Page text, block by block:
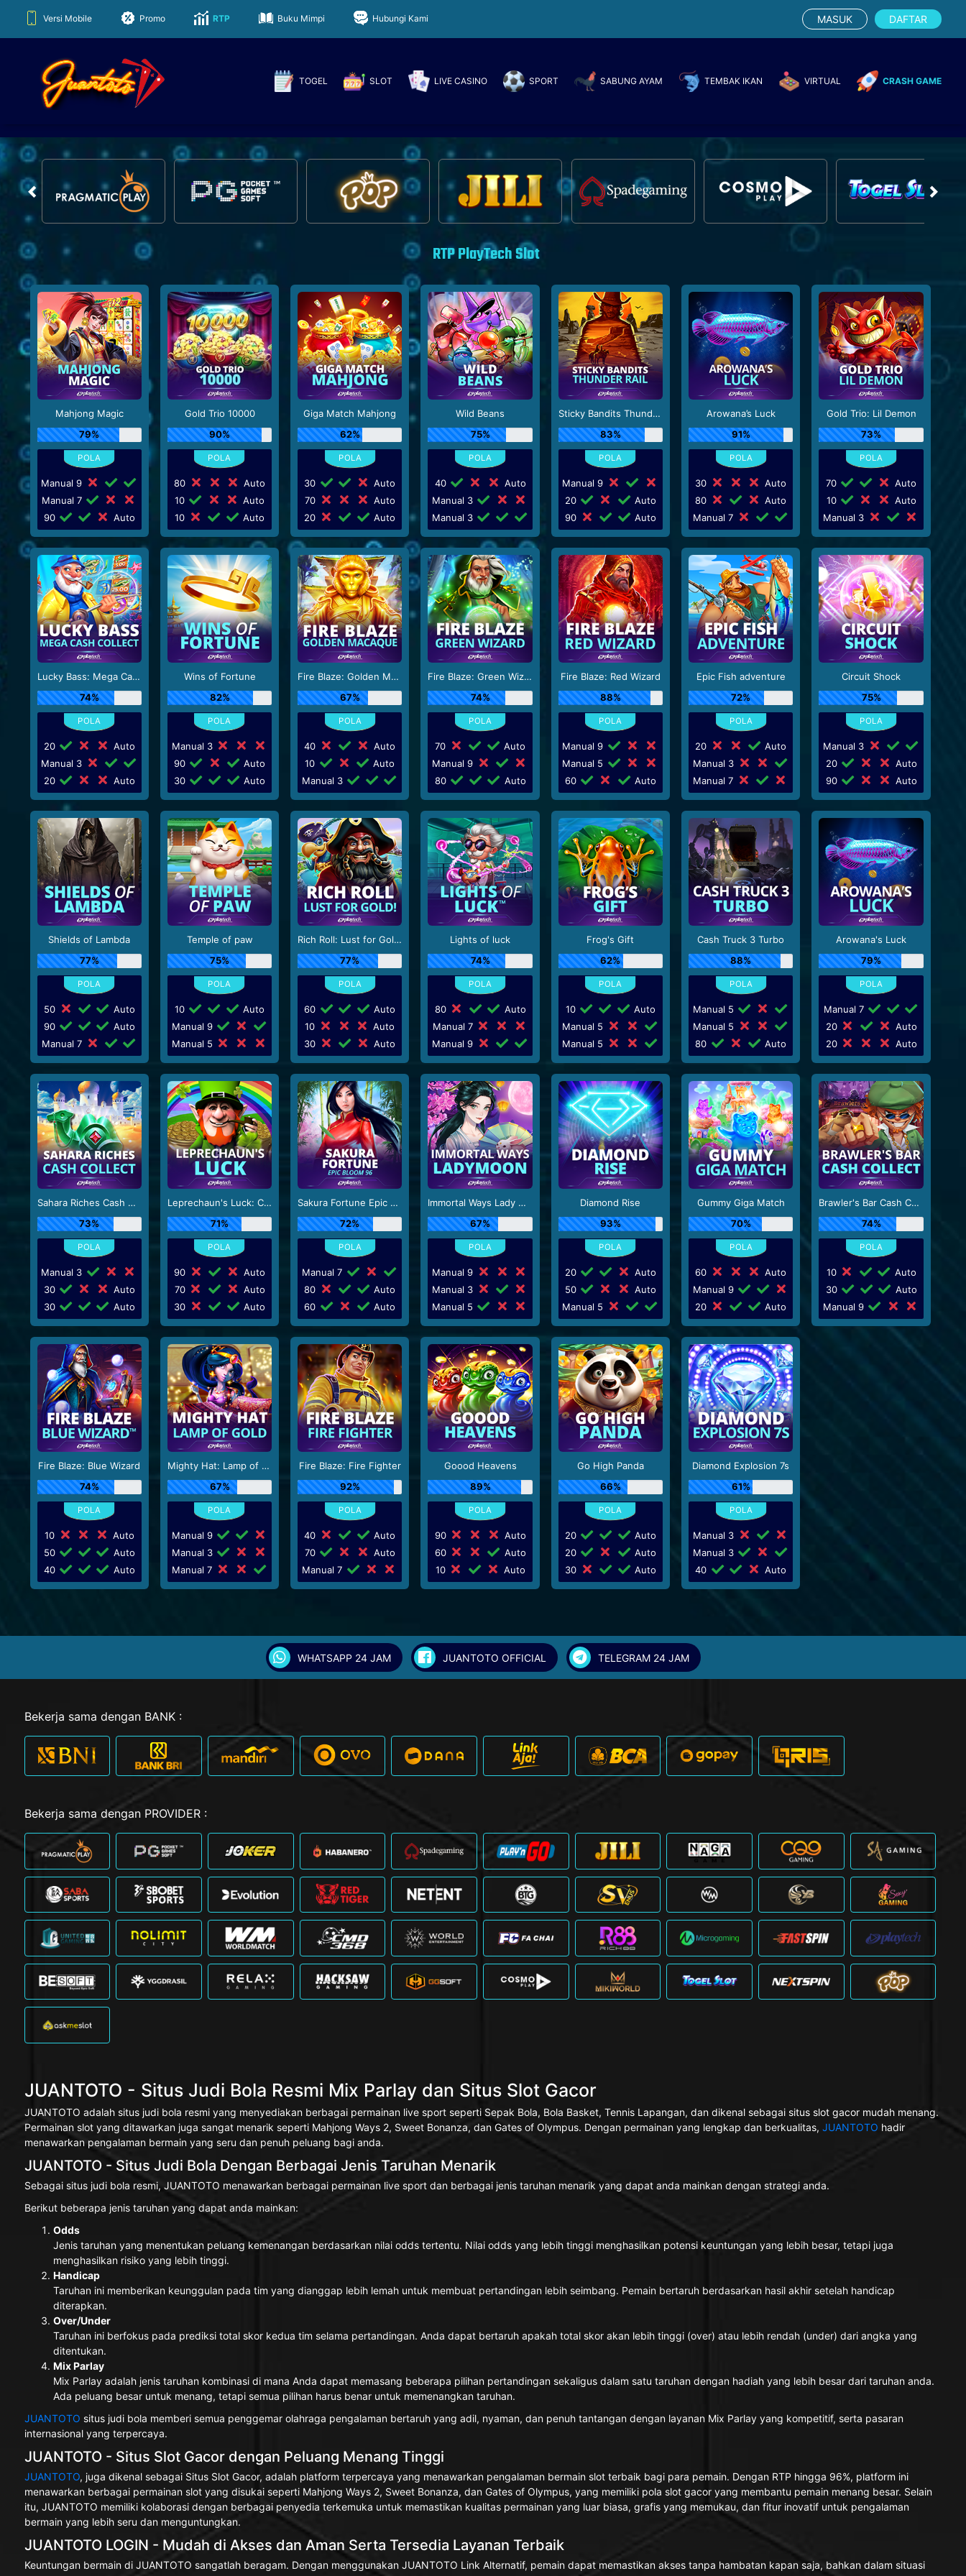
Versi Mobile Promo RTP Buku Mimpi Hubungi Kami MASUK DAFTAR
TOGEL SLOT LIVE CASINO SPORT SABUNG AYAM TEMBAK IKAN VIRTUAL CRASH GAME
RTP PlayTech Slot
Mahjong Magic
79%
Manual 9
Manual 7
90
Auto
Gold Trio 10000
90%
80
Auto
10
Auto
10
Auto
Giga Match Mahjong
62%
30
Auto
70
Auto
20
Auto
Wild Beans
75%
40
Auto
Manual 3
Manual 3
Sticky Bandits Thunder Rail
83%
Manual 9
20
Auto
90
Auto
Arowana’s Luck
91%
30
Auto
80
Auto
Manual 7
Gold Trio: Lil Demon
73%
70
Auto
10
Auto
Manual 3
Lucky Bass: Mega Cash Collect
74%
20
Auto
Manual 3
20
Auto
Wins of Fortune
82%
Manual 3
90
Auto
30
Auto
Fire Blaze: Golden Macaque
67%
40
Auto
10
Auto
Manual 3
Fire Blaze: Green Wizard
74%
70
Auto
Manual 9
80
Auto
Fire Blaze: Red Wizard
88%
Manual 9
Manual 5
60
Auto
Epic Fish adventure
72%
20
Auto
Manual 3
Manual 7
Circuit Shock
75%
Manual 3
20
Auto
90
Auto
Shields of Lambda
77%
50
Auto
90
Auto
Manual 7
Temple of paw
75%
10
Auto
Manual 9
Manual 5
Rich Roll: Lust for Gold!
77%
60
Auto
10
Auto
30
Auto
Lights of luck
74%
80
Auto
Manual 7
Manual 9
Frog's Gift
62%
10
Auto
Manual 5
Manual 5
Cash Truck 3 Turbo
88%
Manual 5
Manual 5
80
Auto
Arowana's Luck
79%
Manual 7
20
Auto
20
Auto
Sahara Riches Cash Collect
73%
Manual 3
30
Auto
30
Auto
Leprechaun's Luck: Cash Collect
71%
90
Auto
70
Auto
30
Auto
Sakura Fortune Epic Bloom
72%
Manual 7
80
Auto
60
Auto
Immortal Ways Lady Moon
67%
Manual 9
Manual 3
Manual 5
Diamond Rise
93%
20
Auto
50
Auto
Manual 5
Gummy Giga Match
70%
60
Auto
Manual 9
20
Auto
Brawler's Bar Cash Collect
74%
10
Auto
30
Auto
Manual 9
Fire Blaze: Blue Wizard
74%
10
Auto
50
Auto
40
Auto
Mighty Hat: Lamp of Gold
67%
Manual 9
Manual 3
Manual 7
Fire Blaze: Fire Fighter
92%
40
Auto
70
Auto
Manual 7
Goood Heavens
89%
90
Auto
60
Auto
10
Auto
Go High Panda
66%
20
Auto
20
Auto
30
Auto
Diamond Explosion 7s
61%
Manual 3
Manual 3
40
Auto
WHATSAPP 24 JAM JUANTOTO OFFICIAL TELEGRAM 24 JAM
Bekerja sama dengan BANK :
Bekerja sama dengan PROVIDER :
JUANTOTO - Situs Judi Bola Resmi Mix Parlay dan Situs Slot Gacor
JUANTOTO adalah situs judi bola resmi yang menyediakan berbagai permainan live sport seperti Sepak Bola, Bola Basket, Tennis Lapangan, dan dikenal sebagai situs slot gacor mudah menang.
Permainan slot yang ditawarkan juga sangat menarik seperti Mahjong Ways 2, Sweet Bonanza, dan Gates of Olympus. Dengan permainan yang lengkap dan berkualitas, JUANTOTO hadir
menawarkan pengalaman bermain yang seru dan penuh peluang bagi anda.
JUANTOTO - Situs Judi Bola Dengan Berbagai Jenis Taruhan Menarik
Sebagai situs judi bola resmi, JUANTOTO menawarkan berbagai permainan live sport dan berbagai jenis taruhan menarik yang dapat anda mainkan dengan strategi anda.
Berikut beberapa jenis taruhan yang dapat anda mainkan:
Odds
Jenis taruhan yang menentukan peluang kemenangan berdasarkan nilai odds tertentu. Nilai odds yang lebih tinggi menghasilkan potensi keuntungan yang lebih besar, tetapi juga
menghasilkan risiko yang lebih tinggi.
Handicap
Taruhan ini memberikan keunggulan pada tim yang dianggap lebih lemah untuk membuat pertandingan lebih seimbang. Pemain bertaruh berdasarkan hasil akhir setelah handicap
diterapkan.
Over/Under
Taruhan ini berfokus pada prediksi total skor kedua tim selama pertandingan. Anda dapat bertaruh apakah total skor akan lebih tinggi (over) atau lebih rendah (under) dari angka yang
ditentukan.
Mix Parlay
Mix Parlay adalah jenis taruhan kombinasi di mana Anda dapat memasang beberapa pilihan pertandingan sekaligus dalam satu taruhan dengan hadiah yang lebih besar dari taruhan anda.
Ada peluang besar untuk menang, tetapi semua pilihan harus benar untuk memenangkan taruhan.
JUANTOTO situs judi bola memberi semua penggemar olahraga pengalaman bertaruh yang adil, nyaman, dan penuh tantangan dengan layanan Mix Parlay yang kompetitif, serta pasaran
internasional yang terpercaya.
JUANTOTO - Situs Slot Gacor dengan Peluang Menang Tinggi
JUANTOTO, juga dikenal sebagai Situs Slot Gacor, adalah platform terpercaya yang menawarkan pengalaman bermain slot terbaik bagi para pemain. Dengan RTP hingga 96%, platform ini
menawarkan berbagai permainan slot yang disukai seperti Mahjong Ways 2, Sweet Bonanza, dan Gates of Olympus, yang memiliki pola slot gacor yang membantu pemain menang besar. Selain
itu, JUANTOTO memiliki kolaborasi dengan berbagai penyedia terkemuka untuk memastikan kualitas permainan yang luar biasa, grafis yang memukau, dan fitur inovatif untuk pengalaman
bermain yang lebih seru dan menguntungkan.
JUANTOTO LOGIN - Mudah di Akses dan Aman Serta Tersedia Layanan Terbaik
Keuntungan bermain di JUANTOTO sangatlah beragam. Dengan menggunakan JUANTOTO Link Alternatif, pemain dapat memastikan akses tanpa hambatan kapan saja, bahkan dalam situasi